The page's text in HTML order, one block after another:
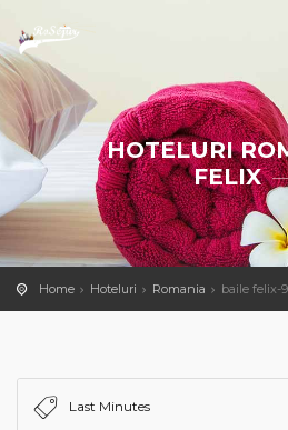
HOTELURI
FELIX
Home Hoteluri Romania baile felix-
Last Minutes